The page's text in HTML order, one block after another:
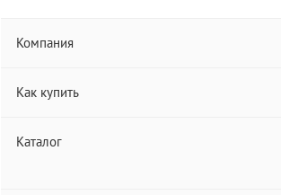
Компания
Как купить
Каталог